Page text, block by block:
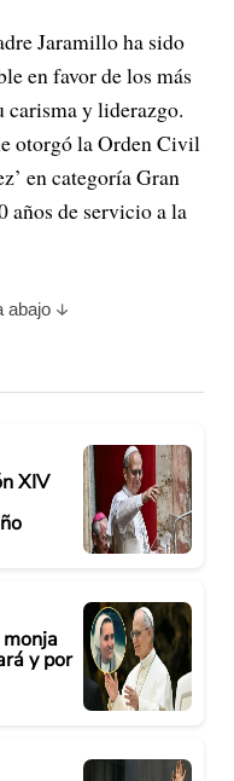
Jaramillo ha sido
en favor de los más
carisma y liderazgo.
otorgó la Orden Civil
en categoría Gran
años de servicio a la
abajo
XIV
y por